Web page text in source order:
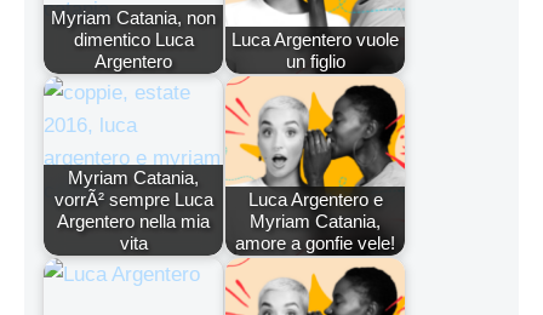
Myriam Catania, non
dimentico Luca
Argentero
Luca Argentero vuole
un figlio
Myriam Catania,
vorrÃ² sempre Luca
Argentero nella mia
vita
Luca Argentero e
Myriam Catania,
amore a gonfie vele!